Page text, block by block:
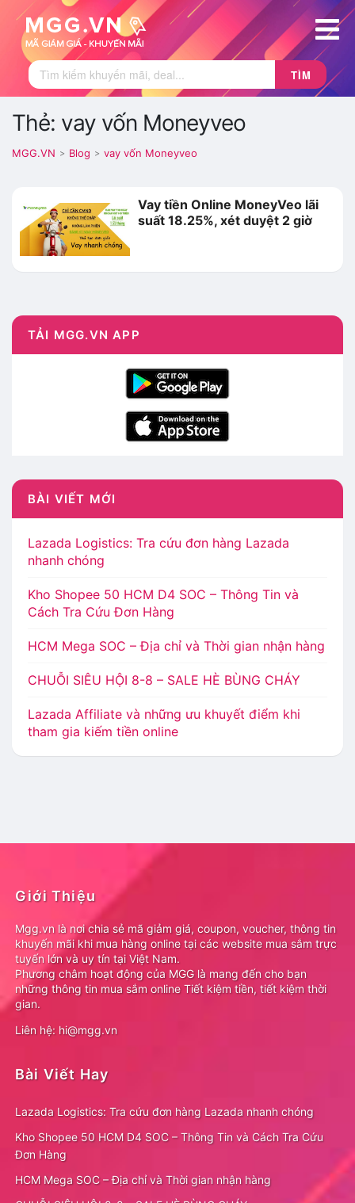
TÌM
Thẻ: vay vốn Moneyveo
MGG.VN > Blog > vay vốn Moneyveo
Vay tiền Online MoneyVeo lãi
suất 18.25%, xét duyệt 2 giờ
TẢI MGG.VN APP
BÀI VIẾT MỚI
Lazada Logistics: Tra cứu đơn hàng Lazada
nhanh chóng
Kho Shopee 50 HCM D4 SOC – Thông Tin và
Cách Tra Cứu Đơn Hàng
HCM Mega SOC – Địa chỉ và Thời gian nhận hàng
CHUỖI SIÊU HỘI 8-8 – SALE HÈ BÙNG CHÁY
Lazada Affiliate và những ưu khuyết điểm khi
tham gia kiếm tiền online
Giới Thiệu
Mgg.vn là nơi chia sẻ mã giảm giá, coupon, voucher, thông tin
khuyến mãi khi mua hàng online tại các website mua sắm trực
tuyến lớn và uy tín tại Việt Nam.
Phương châm hoạt động của MGG là mang đến cho bạn
những thông tin mua sắm online Tiết kiệm tiền, tiết kiệm thời
gian.
Liên hệ: hi@mgg.vn
Bài Viết Hay
Lazada Logistics: Tra cứu đơn hàng Lazada nhanh chóng
Kho Shopee 50 HCM D4 SOC – Thông Tin và Cách Tra Cứu
Đơn Hàng
HCM Mega SOC – Địa chỉ và Thời gian nhận hàng